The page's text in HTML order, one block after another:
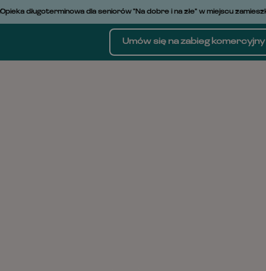
to
długoterminowa dla seniorów "Na dobre i na złe" w miejscu
Umów się na zabieg komercyjny